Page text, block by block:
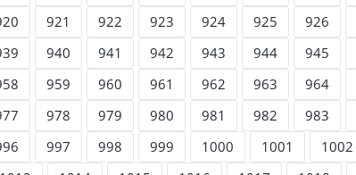
921 922 923 924 925 926
940 941 942 943 944 945
959 960 961 962 963 964
978 979 980 981 982 983
997 998 999 1000 1001 1002